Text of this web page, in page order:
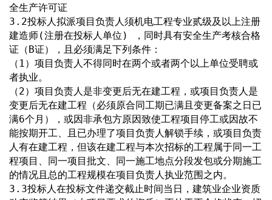
全生产许可证
3.2投标人拟派项目负责人须机电工程专业贰级及以上注册
建造师(注册在投标人单位) ，同时具有安全生产考核合格
证（B证），且必须满足下列条件：
（1）项目负责人不得同时在两个或者两个以上单位受聘或
者执业。
（2）项目负责人是非变更后无在建工程，或项目负责人是
变更后无在建工程（必须原合同工期已满且变更备案之日已
满6个月），或因非承包方原因致使工程项目停工或因故不
能按期开工、且已办理了项目负责人解锁手续，或项目负责
人有在建工程，但该在建工程与本次招标的工程属于同一工
程项目、同一项目批文、同一施工地点分段发包或分期施工
的情况且总的工程规模在项目负责人执业范围之内。
3.3投标人在投标文件递交截止时间当日，建筑业企业资质